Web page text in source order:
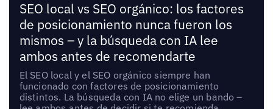
SEO local vs SEO orgánico: los factores
de posicionamiento nunca fueron los
mismos – y la búsqueda con IA lee
ambos antes de recomendarte
El SEO local y el SEO orgánico siempre han
funcionado con factores de posicionamiento
distintos. La búsqueda con IA no elige un bando –